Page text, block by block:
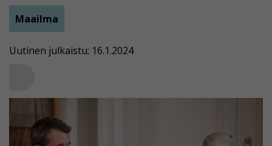
Maailma
Uutinen julkaistu: 16.1.2024